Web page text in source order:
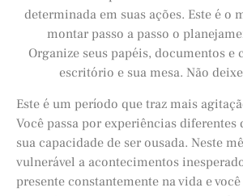
determinada em suas ações. Este é o
montar passo a passo o
Organize seus papéis, documentos e
escritório e sua mesa. Não
Este é um período que traz mais
Você passa por experiências diferentes
sua capacidade de ser ousada. Neste
vulnerável a acontecimentos
presente constantemente na vida e